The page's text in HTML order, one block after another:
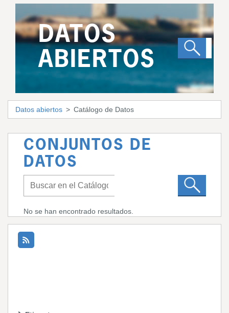
DATOS
ABIERTOS
Datos abiertos Catálogo de Datos
CONJUNTOS DE
DATOS
No se han encontrado resultados.